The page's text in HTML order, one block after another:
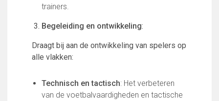
FC Lisse 1
Toegangs- en seizoenskaarten
Heren- en jongensvoetbal
Vrouwen- en meidenvoetbal
7 tegen 7 Voetbal (35+)
trainers.
Begeleiding en ontwikkeling:
Draagt bij aan de ontwikkeling van spelers op
alle vlakken:
Technisch en tactisch: Het verbeteren
van de voetbalvaardigheden en tactische